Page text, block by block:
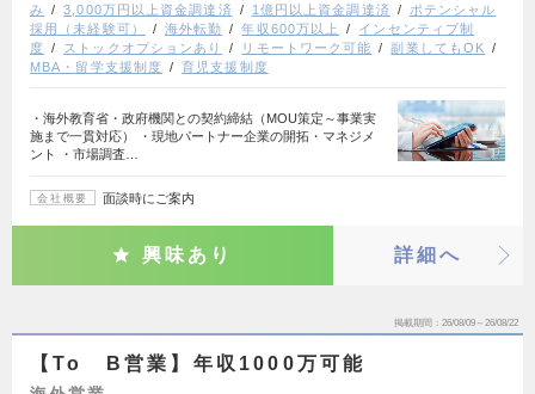
み
3,000万円以上資金調達済 1億円以上資金調達済
ポテンシャル
採用（未経験可）
海外転勤 年収600万以上
インセンティブ制
度
ストックオプションあり リモートワーク可能
副業してもOK
MBA・留学支援制度
育児支援制度
・海外教育省・政府機関との契約締結（MOU策定～事業実
施まで一貫対応） ・現地パートナー企業の開拓・マネジメ
ント ・市場調査…
会社概要 面談時にご案内
興味あり 詳細へ
掲載期間 26/08/09～26/08/22
【To B営業】年収1000万可能